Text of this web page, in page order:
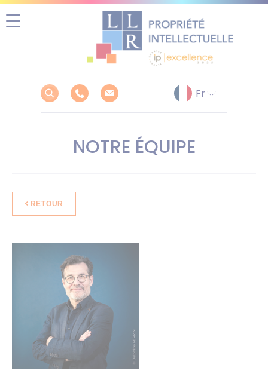
NOTRE ÉQUIPE
RETOUR